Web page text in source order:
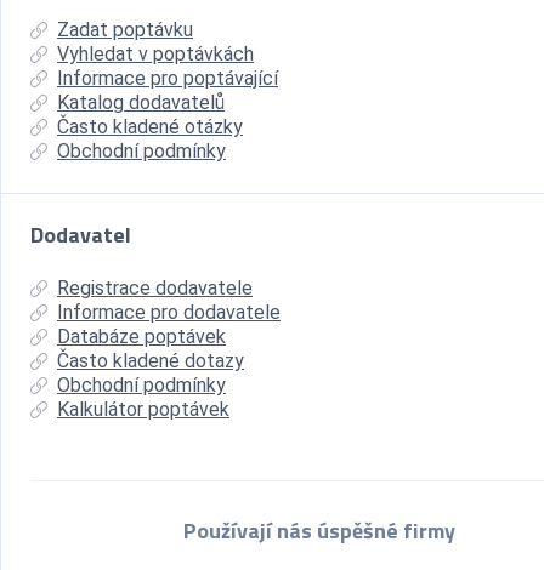
Zadat poptávku
Vyhledat v poptávkách
Informace pro poptávající
Katalog dodavatelů
Často kladené otázky
Obchodní podmínky
Dodavatel
Registrace dodavatele
Informace pro dodavatele
Databáze poptávek
Často kladené dotazy
Obchodní podmínky
Kalkulátor poptávek
Používají nás úspěšné firmy